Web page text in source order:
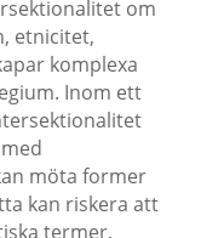
om
etnicitet,
komplexa
Inom ett
möta former
kan riskera att
termer,